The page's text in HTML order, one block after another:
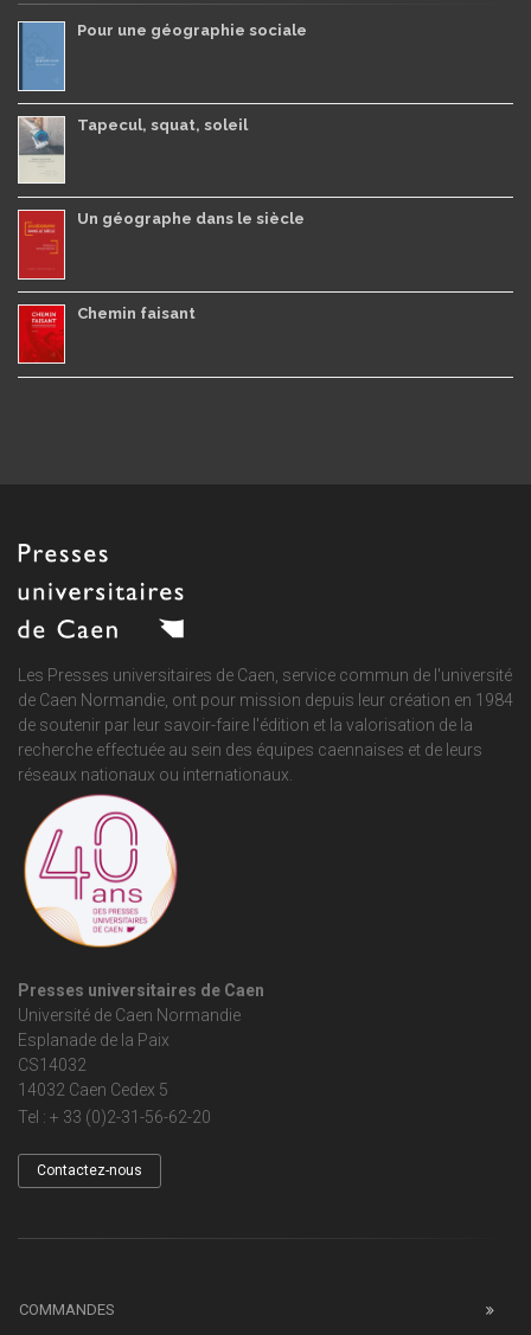
Pour une géographie sociale
Tapecul, squat, soleil
Un géographe dans le siècle
Chemin faisant
Les Presses universitaires de Caen, service commun de l'université
de Caen Normandie , ont pour mission depuis leur création en 1984
de soutenir par leur savoir-faire l'édition et la valorisation de la
recherche effectuée au sein des équipes caennaises et de leurs
réseaux nationaux ou internationaux.
Presses universitaires de Caen
Université de Caen Normandie
Esplanade de la Paix
CS14032
14032 Caen Cedex 5
Tel : + 33 (0)2-31-56-62-20
Contactez-nous
COMMANDES